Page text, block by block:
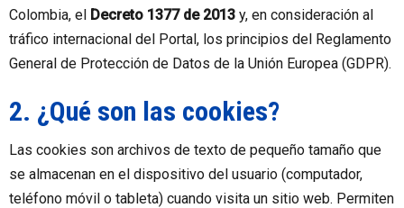
Colombia, el Decreto 1377 de 2013 y, en consideración al
tráfico internacional del Portal, los principios del Reglamento
General de Protección de Datos de la Unión Europea (GDPR).
2. ¿Qué son las cookies?
Las cookies son archivos de texto de pequeño tamaño que
se almacenan en el dispositivo del usuario (computador,
teléfono móvil o tableta) cuando visita un sitio web. Permiten